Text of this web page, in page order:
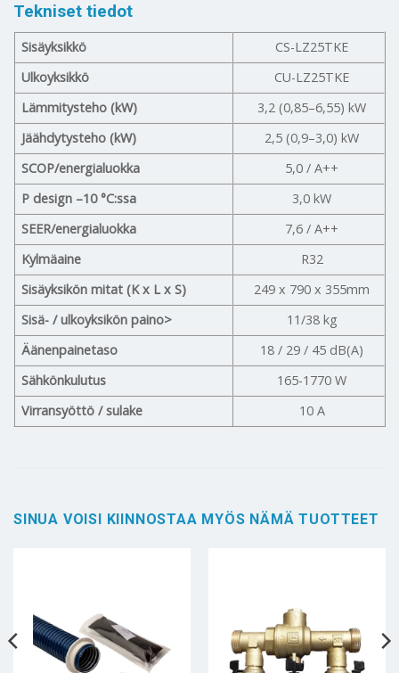
Tekniset tiedot
Sisäyksikkö
CS-LZ25TKE
Ulkoyksikkö
CU-LZ25TKE
Lämmitysteho (kW)
3,2 (0,85–6,55) kW
Jäähdytysteho (kW)
2,5 (0,9–3,0) kW
SCOP/energialuokka
5,0 / A++
P design –10 °C:ssa
3,0 kW
SEER/energialuokka
7,6 / A++
Kylmäaine
R32
Sisäyksikön mitat (K x L x S)
249 x 790 x 355mm
Sisä- / ulkoyksikön paino>
11/38 kg
Äänenpainetaso
18 / 29 / 45 dB(A)
Sähkönkulutus
165-1770 W
Virransyöttö / sulake
10 A
SINUA VOISI KIINNOSTAA MYÖS NÄMÄ TUOTTEET